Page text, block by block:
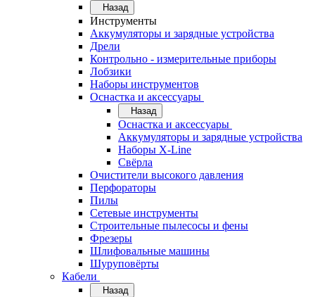
Назад
Инструменты
Аккумуляторы и зарядные устройства
Дрели
Контрольно - измерительные приборы
Лобзики
Наборы инструментов
Оснастка и аксессуары
Назад
Оснастка и аксессуары
Аккумуляторы и зарядные устройства
Наборы X-Line
Свёрла
Очистители высокого давления
Перфораторы
Пилы
Сетевые инструменты
Строительные пылесосы и фены
Фрезеры
Шлифовальные машины
Шуруповёрты
Кабели
Назад